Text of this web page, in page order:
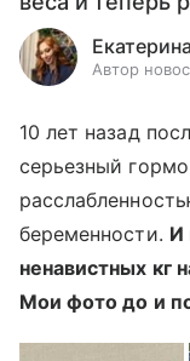
Автор
10 лет назад
серьезный
беременности. И
ненавистных кг
Мои фото до и